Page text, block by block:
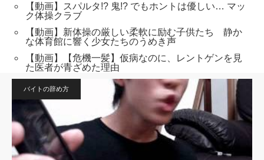
【動画】スパルタ!? 鬼!? でもホントは優しい… マッ
ク体操クラブ
【動画】新体操の厳しい柔軟に励む子供たち 静か
な体育館に響く少女たちのうめき声
【動画】【危機一髪】仮病なのに、レントゲンを見
た医者が青ざめた理由
バイトの辞め方